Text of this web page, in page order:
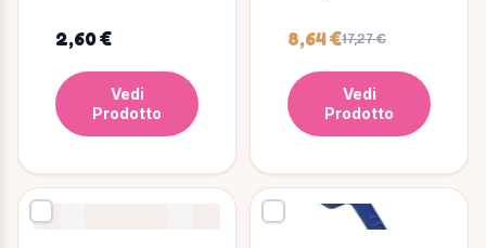
2,60 €
Vedi
Prodotto
8,64 €17,27 €
Vedi
Prodotto